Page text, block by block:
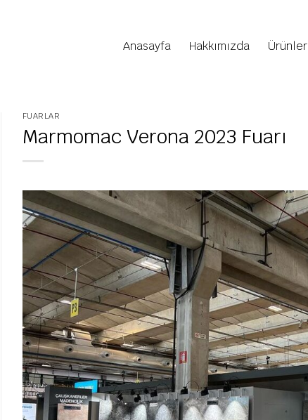
Anasayfa
Hakkımızda Ürünler
FUARLAR
Marmomac Verona 2023 Fuarı